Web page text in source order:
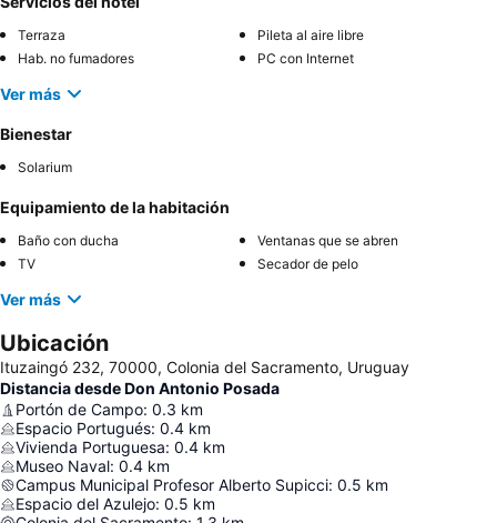
Terraza
Pileta al aire libre
Hab. no fumadores
PC con Internet
Ver más
Bienestar
Solarium
Equipamiento de la habitación
Baño con ducha
Ventanas que se abren
TV
Secador de pelo
Ver más
Ubicación
Ituzaingó 232, 70000, Colonia del Sacramento, Uruguay
Distancia desde Don Antonio Posada
Portón de Campo: 0.3 km
Espacio Portugués: 0.4 km
Vivienda Portuguesa: 0.4 km
Museo Naval: 0.4 km
Campus Municipal Profesor Alberto Supicci: 0.5 km
Espacio del Azulejo: 0.5 km